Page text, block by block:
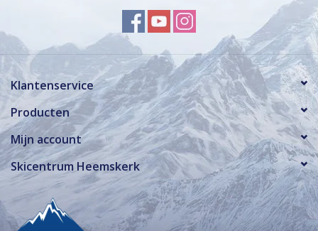
Klantenservice
Producten
Mijn account
Skicentrum Heemskerk